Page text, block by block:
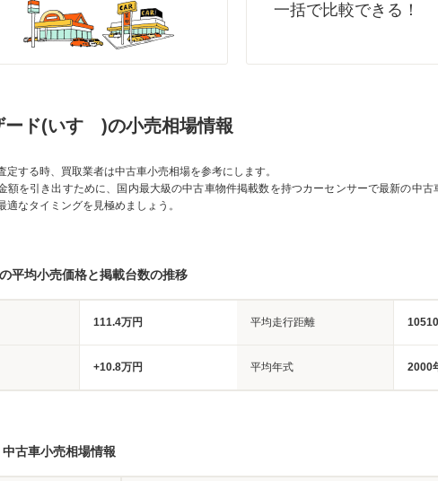
一括で比較できる！
ード(いすゞ)の小売相場情報
定する時、買取業者は中古車小売相場を参考にします。
額を引き出すために、国内最大級の中古車物件掲載数を持つカーセンサーで最新の中古
適なタイミングを見極めましょう。
平均小売価格と掲載台数の推移
111.4万円 平均走行距離
+10.8万円 平均年式 2000
古車小売相場情報